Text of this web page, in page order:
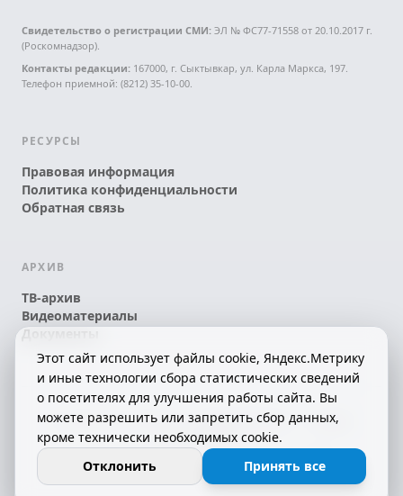
Свидетельство о регистрации СМИ: ЭЛ № ФС77-71558 от 20.10.2017 г.
(Роскомнадзор).
Контакты редакции: 167000, г. Сыктывкар, ул. Карла Маркса, 197.
Телефон приемной: (8212) 35-10-00.
РЕСУРСЫ
Правовая информация
Политика конфиденциальности
Обратная связь
АРХИВ
ТВ-архив
Видеоматериалы
Документы
© 2026 АО «КРТК» • КОМИ ЙÖЗЛЫ — КОМИ
ТЕЛЕКАНАЛ!
СДЕЛАНО С ЛЮБОВЬЮ К РЕСПУБЛИКЕ КОМИ
16+
Этот сайт использует файлы cookie, Яндекс.Метрику
и иные технологии сбора статистических сведений
о посетителях для улучшения работы сайта. Вы
можете разрешить или запретить сбор данных,
кроме технически необходимых cookie.
Отклонить
Принять все